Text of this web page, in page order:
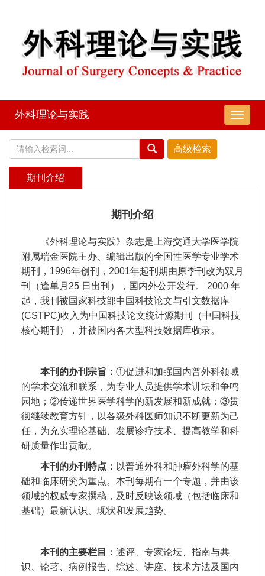
导
航
外科理论与实践
期刊介绍
期刊介绍
《外科理论与实践》杂志是上海交通大学医学院
附属瑞金医院主办、编辑出版的全国性医学专业学术
期刊， 1996年创刊 ， 2001年起刊期由原季刊改为双月
刊（逢单月 25 日出刊），国内外公开发行。 2000 年
起 ，我刊被国家科技部中国科技论文与引文数据库
(CSTPC)收入为中国科技论文统计源期刊（中国科技
核心期刊），并被国内各大型科技数据库收录。
本刊的办刊宗旨 ： ①促进和加强国内普外科领域
的学术交流和联系，为专业人员提供学术讲坛和争鸣
园地；②传递世界医学科学的新发展和新成就；③贯
彻继续教育方针，以各级外科医师知识不断更新为己
任，为充实理论基础、发展诊疗技术、提高教学和科
研质量作出贡献。
本刊的办刊特点： 以普通外科和肿瘤外科学的基
础和临床研究为重点。本刊每期有一个专题，并由该
领域的权威专家撰稿，及时反映该领域（包括临床和
基础）最新认识、现状和发展趋势。
本刊 的主要栏目： 述评、专家论坛、指南与共
识、论著、病例报告、综述、讲座、技术方法及国内